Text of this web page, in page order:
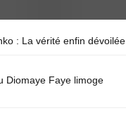
: La vérité enfin dévoilée
Diomaye Faye limoge